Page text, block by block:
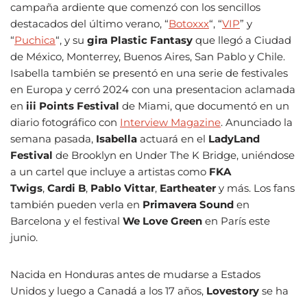
campaña ardiente que comenzó con los sencillos
destacados del último verano, “Botoxxx“, “VIP” y
“Puchica“, y su gira Plastic Fantasy que llegó a Ciudad
de México, Monterrey, Buenos Aires, San Pablo y Chile.
Isabella también se presentó en una serie de festivales
en Europa y cerró 2024 con una presentacion aclamada
en iii Points Festival de Miami, que documentó en un
diario fotográfico con Interview Magazine. Anunciado la
semana pasada, Isabella actuará en el LadyLand
Festival de Brooklyn en Under The K Bridge, uniéndose
a un cartel que incluye a artistas como FKA
Twigs, Cardi B, Pablo Vittar, Eartheater y más. Los fans
también pueden verla en Primavera Sound en
Barcelona y el festival We Love Green en París este
junio.
Nacida en Honduras antes de mudarse a Estados
Unidos y luego a Canadá a los 17 años, Lovestory se ha